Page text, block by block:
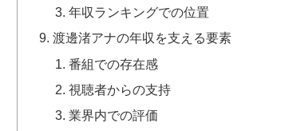
年収ランキングでの位置
渡邊渚アナの年収を支える要素
番組での存在感
視聴者からの支持
業界内での評価